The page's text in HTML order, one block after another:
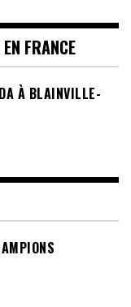
FRANCE
À BLAINVILLE-